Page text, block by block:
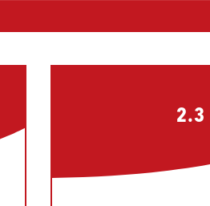
2.3